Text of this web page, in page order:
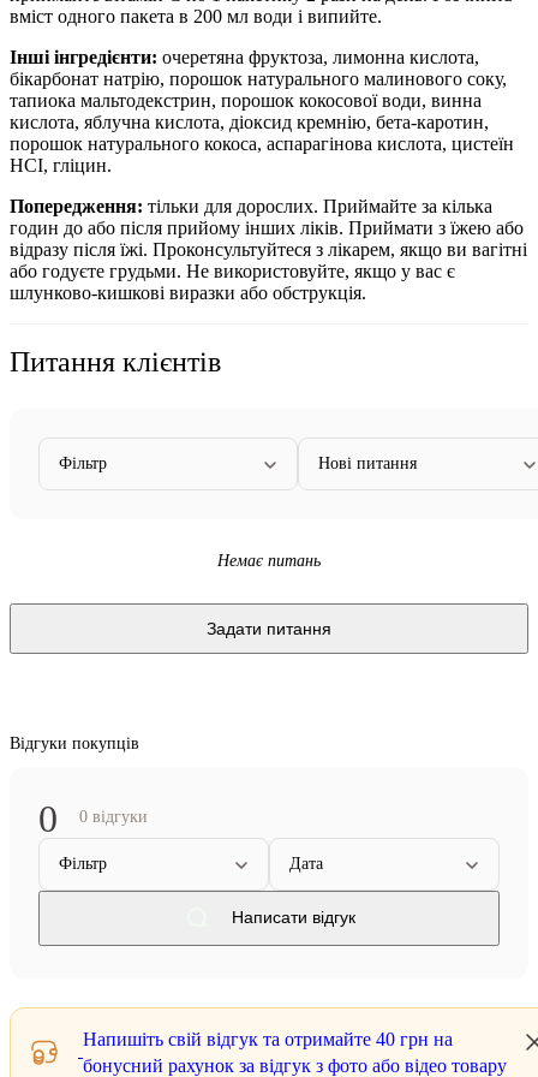
вміст одного пакета в 200 мл води і випийте.
Інші інгредієнти: очеретяна фруктоза, лимонна кислота,
бікарбонат натрію, порошок натурального малинового соку,
тапиока мальтодекстрин, порошок кокосової води, винна
кислота, яблучна кислота, діоксид кремнію, бета-каротин,
порошок натурального кокоса, аспарагінова кислота, цистеїн
HCI, гліцин.
Попередження: тільки для дорослих. Приймайте за кілька
годин до або після прийому інших ліків. Приймати з їжею або
відразу після їжі. Проконсультуйтеся з лікарем, якщо ви вагітні
або годуєте грудьми. Не використовуйте, якщо у вас є
шлунково-кишкові виразки або обструкція.
Питання клієнтів
Фільтр Нові питання
Немає питань
Задати питання
Відгуки покупців
0 0 відгуки
Фільтр Дата
Написати відгук
Напишіть свій відгук та отримайте 40 грн на
бонусний рахунок за відгук з фото або відео товару